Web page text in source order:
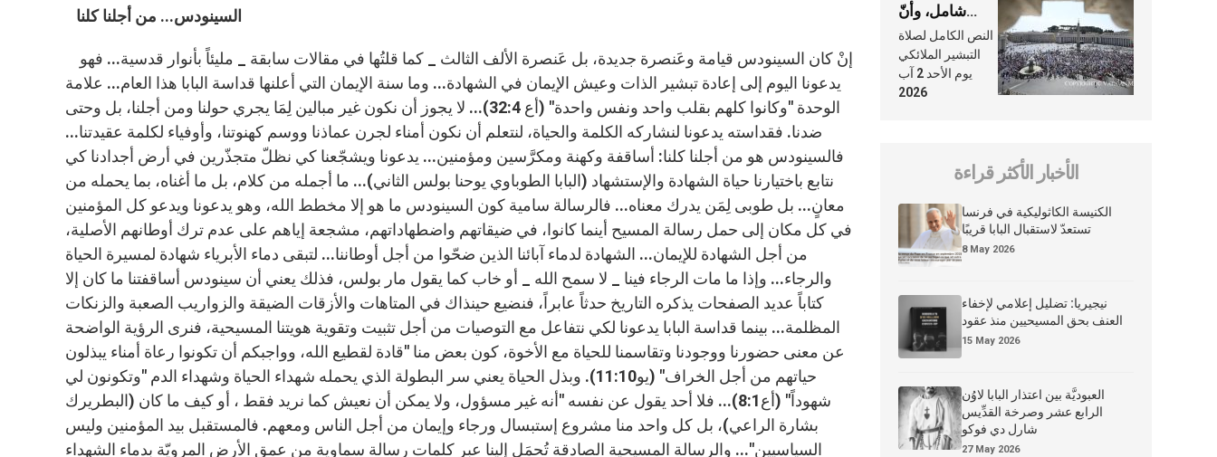
السينودس... من أجلنا كلنا
يدعونا اليوم إلى إعادة تبشير الذات وعيش الإيمان في الشهادة... وما سنة الإيمان التي أعلنها قداسة البابا هذا العام... علامة
الوحدة "وكانوا كلهم بقلب واحد ونفس واحدة" (أع 32:4)... لا يجوز أن نكون غير مبالين لِمَا يجري حولنا ومن أجلنا، بل وحتى
ضدنا. فقداسته يدعونا لنشاركه الكلمة والحياة، لنتعلم أن نكون أمناء لجرن عماذنا ووسم كهنوتنا، وأوفياء لكلمة عقيدتنا...
فالسينودس هو من أجلنا كلنا: أساقفة وكهنة ومكرَّسين ومؤمنين... يدعونا ويشجّعنا كي نظلّ متجذّرين في أرض أجدادنا كي
نتابع باختيارنا حياة الشهادة والإستشهاد (البابا الطوباوي يوحنا بولس الثاني)... ما أجمله من كلام، بل ما أغناه، بما يحمله من
معانٍ... بل طوبى لِمَن يدرك معناه... فالرسالة سامية كون السينودس ما هو إلا مخطط الله، وهو يدعونا ويدعو كل المؤمنين
في كل مكان إلى حمل رسالة المسيح أينما كانوا، في ضيقاتهم واضطهاداتهم، مشجعة إياهم على عدم ترك أوطانهم الأصلية،
من أجل الشهادة للإيمان... الشهادة لدماء آبائنا الذين ضحّوا من أجل أوطاننا... لتبقى دماء الأبرياء شهادة لمسيرة الحياة
والرجاء... وإذا ما مات الرجاء فينا _ لا سمح الله _ أو خاب كما يقول مار بولس، فذلك يعني أن سينودس أساقفتنا ما كان إلا
كتاباً عديد الصفحات يذكره التاريخ حدثاً عابراً، فنضيع حينذاك في المتاهات والأزقات الضيقة والزواريب الصعبة والزنكات
المظلمة... بينما قداسة البابا يدعونا لكي نتفاعل مع التوصيات من أجل تثبيت وتقوية هويتنا المسيحية، فنرى الرؤية الواضحة
عن معنى حضورنا ووجودنا وتقاسمنا للحياة مع الأخوة، كون بعض منا "قادة لقطيع الله، وواجبكم أن تكونوا رعاة أمناء يبذلون
حياتهم من أجل الخراف" (يو11:10). وبذل الحياة يعني سر البطولة الذي يحمله شهداء الحياة وشهداء الدم "وتكونون لي
شهوداً" (أع8:1)... فلا أحد يقول عن نفسه "أنه غير مسؤول، ولا يمكن أن نعيش كما نريد فقط ، أو كيف ما كان (البطريرك
بشارة الراعي)، بل كل واحد منا مشروع إستبسال ورجاء وإيمان من أجل الناس ومعهم. فالمستقبل بيد المؤمنين وليس
السياسيين"... والرسالة المسيحية الصادقة تُحمَل إلينا عبر كلمات رسالة سماوية من عمق الأرض المرويّة بدماء الشهداء
شامل، وأنّ
عنايته بنا لا
تغيب عنّا أبدًا
النص الكامل لصلاة
التبشير الملائكي
يوم الأحد 2 آب
2026
الأخبار الأكثر قراءة
الكنيسة الكاثوليكية في فرنسا
تستعدّ لاستقبال البابا قريبًا
8 May 2026
نيجيريا: تضليل إعلامي لإخفاء
العنف بحق المسيحيين منذ عقود
15 May 2026
العبوديَّة بين اعتذار البابا لاوُن
الرابع عشر وصرخة القدِّيس
شارل دي فوكو
27 May 2026